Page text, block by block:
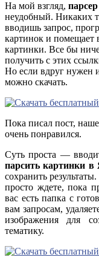
На мой взгляд,
неудобный. Никаких
вводишь запрос,
картинок и помещает
картинки. Все бы
получить с этих
Но если вдруг нужен
можно скачать.
Пока писал пост,
очень понравился.
Суть проста —
парсить картинки в
сохранить
просто ждете, пока
вас есть папка с
вам запросам,
изображения для
тематику.